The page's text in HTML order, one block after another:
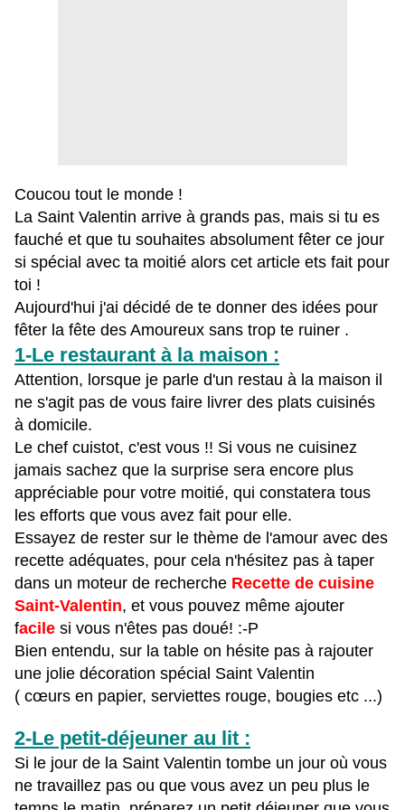
Coucou tout le monde !
La Saint Valentin arrive à grands pas, mais si tu es
fauché et que tu souhaites absolument fêter ce jour
si spécial avec ta moitié alors cet article ets fait pour
toi !
Aujourd'hui j'ai décidé de te donner des idées pour
fêter la fête des Amoureux sans trop te ruiner .
1-Le restaurant à la maison :
Attention, lorsque je parle d'un restau à la maison il
ne s'agit pas de vous faire livrer des plats cuisinés
à domicile.
Le chef cuistot, c'est vous !! Si vous ne cuisinez
jamais sachez que la surprise sera encore plus
appréciable pour votre moitié, qui constatera tous
les efforts que vous avez fait pour elle.
Essayez de rester sur le thème de l'amour avec des
recette adéquates, pour cela n'hésitez pas à taper
dans un moteur de recherche Recette de cuisine
Saint-Valentin, et vous pouvez même ajouter
facile si vous n'êtes pas doué! :-P
Bien entendu, sur la table on hésite pas à rajouter
une jolie décoration spécial Saint Valentin
( cœurs en papier, serviettes rouge, bougies etc ...)
2-Le petit-déjeuner au lit :
Si le jour de la Saint Valentin tombe un jour où vous
ne travaillez pas ou que vous avez un peu plus le